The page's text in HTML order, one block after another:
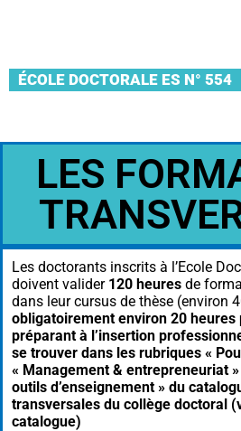
ÉCOLE DOCTORALE ES N° 554
LES
Les doctorants inscrits à l’Ecole
doivent valider 120 heures de
dans leur cursus de thèse (environ
obligatoirement environ 20
préparant à l’insertion
se trouver dans les rubriques «
« Management & entrepreneuriat »
outils d’enseignement » du
transversales du collège doctoral
catalogue)